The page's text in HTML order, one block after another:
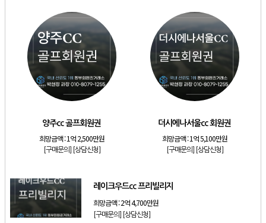
켄싱턴리조트 31평 등기 통합 회원권
[리조트] 빌라쥬드 아난티 기명 회원권
[리조트] 안토리조트 가든하우스 77평 등기 기명
[리조트] 소노호텔앤리조트 로얄 회원제 기명
소노호텔앤리조트 스위트 등기 기명
양주cc 골프회원권
더시에나서울cc 회원권
양주cc 골프회원권
희망금액 :1억 2,500만원
[구매문의] [상담신청]
더시에나서울cc 회원권
희망금액 :1억 5,100만원
[구매문의] [상담신청]
레이크우드cc 프리빌리지
희망금액 :2억 4,700만원
[구매문의] [상담신청]